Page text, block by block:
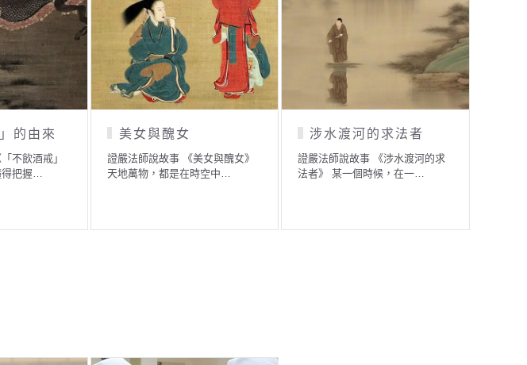
國王與清信士
證嚴法師說故事 《國王與清
士》 過去某一小國，國王身
虔誠的力量
證嚴法師說故事 《虔誠的力量》
我們每天以最虔誠的心入…
守財奴轉世的「乞兒」
證嚴法師說故事 《守財奴轉世的
「乞兒」》 佛陀在世時，…